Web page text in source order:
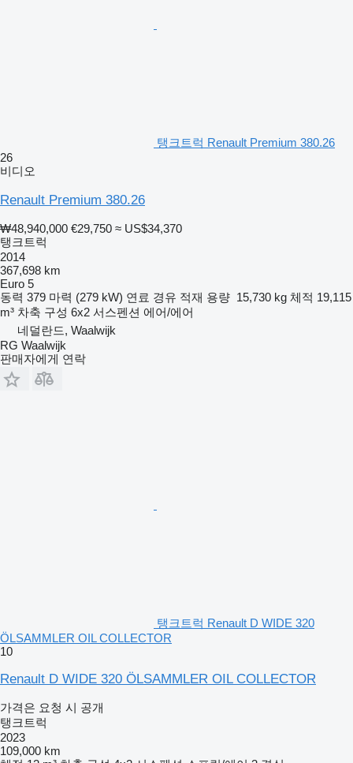
탱크트럭 Renault Premium 380.26
26
비디오
Renault Premium 380.26
₩48,940,000 €29,750 ≈ US$34,370
탱크트럭
2014
367,698 km
Euro 5
동력 379 마력 (279 kW) 연료 경유 적재 용량 15,730 kg 체적 19,115
m³ 차축 구성 6x2 서스펜션 에어/에어
네덜란드, Waalwijk
RG Waalwijk
판매자에게 연락
탱크트럭 Renault D WIDE 320
ÖLSAMMLER OIL COLLECTOR
10
Renault D WIDE 320 ÖLSAMMLER OIL COLLECTOR
가격은 요청 시 공개
탱크트럭
2023
109,000 km